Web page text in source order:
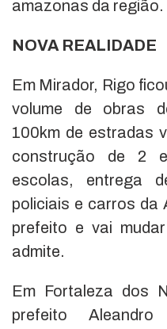
amazonas da região.
NOVA REALIDADE
Em Mirador, Rigo
volume de obras
100km de estradas
construção de 2
escolas, entrega
policiais e carros da
prefeito e vai
admite.
Em Fortaleza dos
prefeito